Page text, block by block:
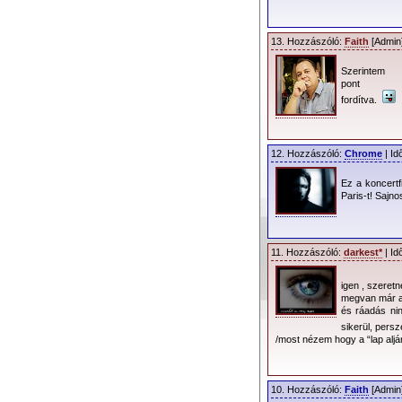
történelem (még
hangszerelési
milánói Forum-ra
The Angel
az 1986-os A
kis szerepe volt
indított el annak
nevével, a
azonban ismét az
az egykori
számíthatunk. A
szerint a
13. Hozzászóló: Faith
Szerintem
pont
fordítva.
12. Hozzászóló: Chrome |
Ez a
Paris-t!
11. Hozzászóló: darkest* |
igen ,
megvan már
és ráadás
sikerül,
/most nézem hogy a “lap
10. Hozzászóló: Faith